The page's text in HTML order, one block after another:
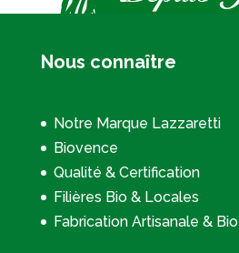
Nous connaître
Notre Marque Lazzaretti
Biovence
Qualité & Certification
Filières Bio & Locales
Fabrication Artisanale & Bio